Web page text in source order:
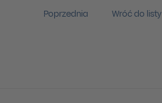
Poprzednia Wróć do listy